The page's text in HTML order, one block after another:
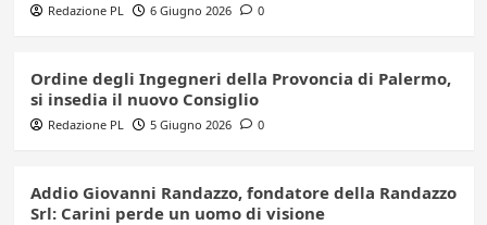
Redazione PL 6 Giugno 2026 0
Ordine degli Ingegneri della Provoncia di Palermo,
si insedia il nuovo Consiglio
Redazione PL 5 Giugno 2026 0
Addio Giovanni Randazzo, fondatore della Randazzo
Srl: Carini perde un uomo di visione